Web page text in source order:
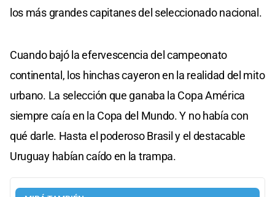
los más grandes capitanes del seleccionado nacional.
Cuando bajó la efervescencia del campeonato
continental, los hinchas cayeron en la realidad del mito
urbano. La selección que ganaba la Copa América
siempre caía en la Copa del Mundo. Y no había con
qué darle. Hasta el poderoso Brasil y el destacable
Uruguay habían caído en la trampa.